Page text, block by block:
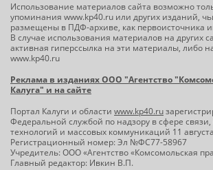
Использование материалов сайта возможно
упоминания www.kp40.ru или других изданий,
размещены в ПДФ-архиве, как первоисточника
В случае использования материалов на других
активная гиперссылка на эти материалы, либо
www.kp40.ru
Реклама в изданиях ООО "Агентство
Калуга" и на сайте
Портал Калуги и области www.kp40.ru
Федеральной службой по надзору в сфере
технологий и массовых коммуникаций 11
Регистрационный номер: Эл №ФС77-58967
Учредитель: ООО «Агентство «Комсомольская
Главный редактор: Ивкин В.П.